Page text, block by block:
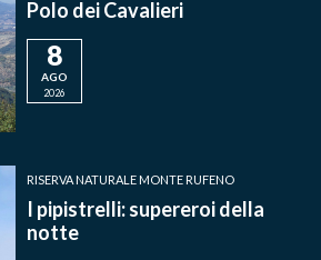
Polo dei Cavalieri
8
AGO
2026
RISERVA NATURALE MONTE RUFENO
I pipistrelli: supereroi della
notte